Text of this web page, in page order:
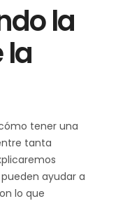
la
la
tener una
tanta
ayudar a
lo que